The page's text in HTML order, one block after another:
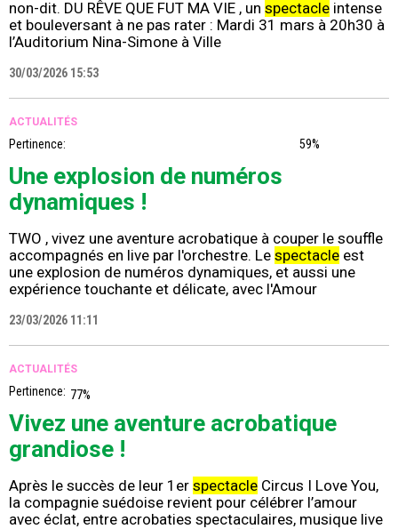
non-dit. DU RÊVE QUE FUT MA VIE , un spectacle intense
et bouleversant à ne pas rater : Mardi 31 mars à 20h30 à
l’Auditorium Nina-Simone à Ville
30/03/2026 15:53
ACTUALITÉS
Pertinence: 59%
Une explosion de numéros
dynamiques !
TWO , vivez une aventure acrobatique à couper le souffle
accompagnés en live par l'orchestre. Le spectacle est
une explosion de numéros dynamiques, et aussi une
expérience touchante et délicate, avec l'Amour
23/03/2026 11:11
ACTUALITÉS
Pertinence: 77%
Vivez une aventure acrobatique
grandiose !
Après le succès de leur 1er spectacle Circus I Love You,
la compagnie suédoise revient pour célébrer l’amour
avec éclat, entre acrobaties spectaculaires, musique live